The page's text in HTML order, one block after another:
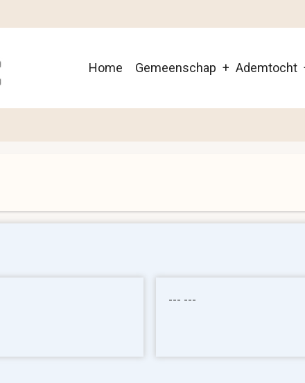
Main
Home Gemeenschap Ademtocht
--- ---